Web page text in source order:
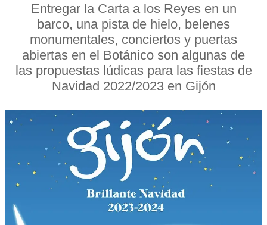
Entregar la Carta a los Reyes en un
barco, una pista de hielo, belenes
monumentales, conciertos y puertas
abiertas en el Botánico son algunas de
las propuestas lúdicas para las fiestas de
Navidad 2022/2023 en Gijón